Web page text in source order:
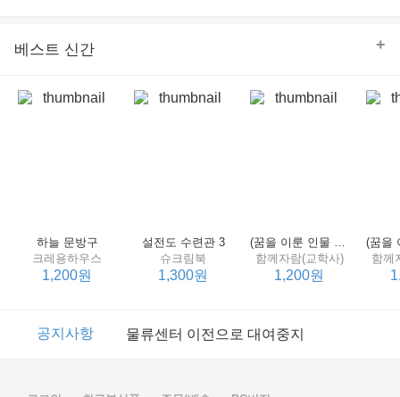
베스트 신간 +
하늘 문방구
크레용하우스
1,200원
설전도 수련관 3
슈크림북
1,300원
(꿈을 이룬 인물 탐구 2) 제인 구달
함께자람(교학사)
1,200원
함께
이벤트 2017년 리브피아 여름방학 참고서 이벤트
공지사항 물류센터 이전으로 대여중지